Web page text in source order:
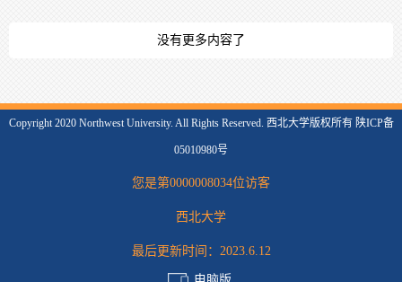
没有更多内容了
Copyright 2020 Northwest University. All Rights Reserved. 西北大学版权所有 陕ICP备
05010980号
您是第0000008034位访客
西北大学
最后更新时间： 2023.6.12